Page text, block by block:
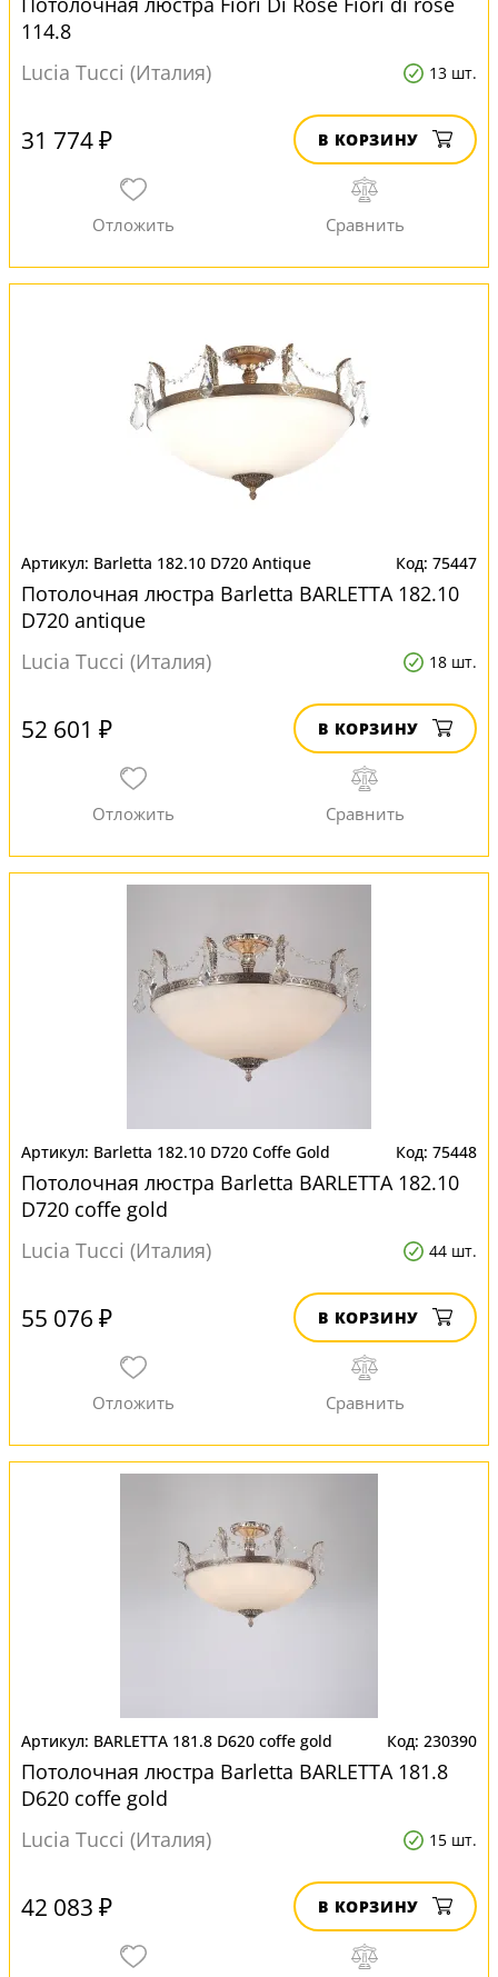
114.8
Lucia Tucci (Италия)
13 шт.
31 774 ₽ В КОРЗИНУ
Barletta 182.10 D720 Antique 75447
Потолочная люстра Barletta BARLETTA 182.10
D720 antique
Lucia Tucci (Италия)
18 шт.
52 601 ₽ В КОРЗИНУ
Barletta 182.10 D720 Coffe Gold 75448
Потолочная люстра Barletta BARLETTA 182.10
D720 coffe gold
Lucia Tucci (Италия)
44 шт.
55 076 ₽ В КОРЗИНУ
BARLETTA 181.8 D620 coffe gold 230390
Потолочная люстра Barletta BARLETTA 181.8
D620 coffe gold
Lucia Tucci (Италия)
15 шт.
42 083 ₽ В КОРЗИНУ